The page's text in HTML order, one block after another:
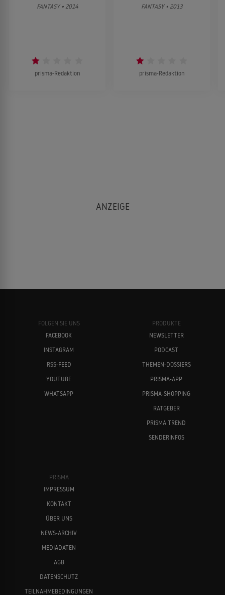
FANTASY • 2014
prisma-Redaktion
FANTASY • 2013
prisma-Redaktion
FOLGEN SIE UNS
FACEBOOK
INSTAGRAM
RSS-FEED
YOUTUBE
WHATSAPP
PRODUKTE
NEWSLETTER
PODCAST
THEMEN-DOSSIERS
PRISMA-APP
PRISMA-SHOPPING
RATGEBER
PRISMA TREND
SENDERINFOS
PRISMA
IMPRESSUM
KONTAKT
ÜBER UNS
NEWS-ARCHIV
MEDIADATEN
AGB
DATENSCHUTZ
TEILNAHMEBEDINGUNGEN